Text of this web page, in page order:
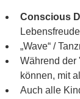
Conscious
„Wave“ /
Während der
können, mit
Auch alle